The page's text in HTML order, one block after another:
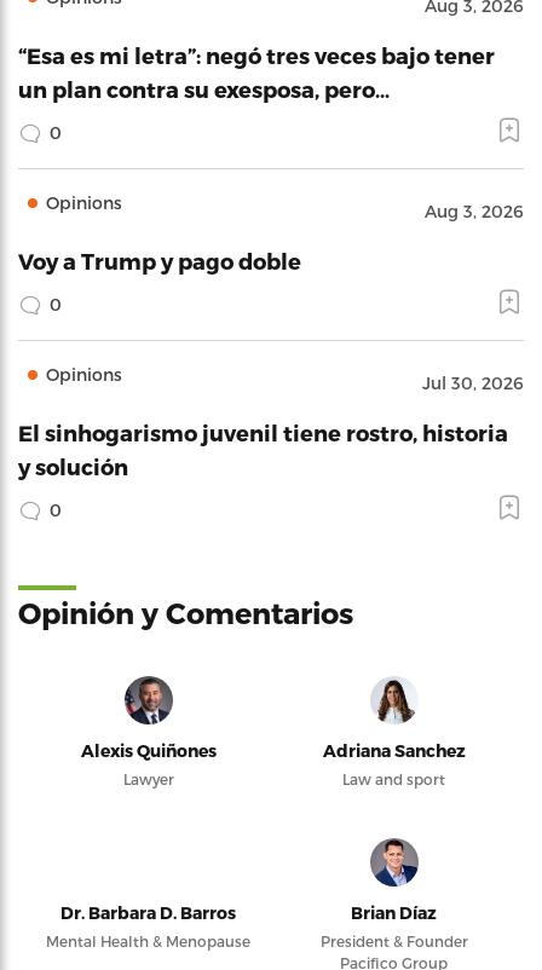
Aug 3, 2026
“Esa es mi letra”: negó tres veces bajo tener
un plan contra su exesposa, pero…
0
Opinions Aug 3, 2026
Voy a Trump y pago doble
0
Opinions Jul 30, 2026
El sinhogarismo juvenil tiene rostro, historia
y solución
0
Opinión y Comentarios
Alexis Quiñones
Lawyer
Adriana Sanchez
Law and sport
Dr. Barbara D. Barros
Mental Health & Menopause
Brian Díaz
President & Founder
Pacifico Group